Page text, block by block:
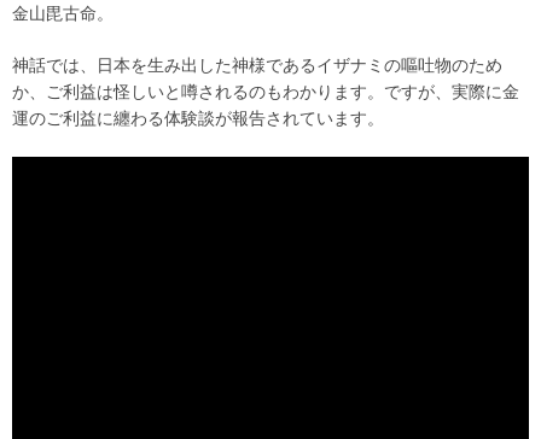
金山毘古命。
神話では、日本を生み出した神様であるイザナミの嘔吐物のため
か、ご利益は怪しいと噂されるのもわかります。ですが、実際に金
運のご利益に纏わる体験談が報告されています。